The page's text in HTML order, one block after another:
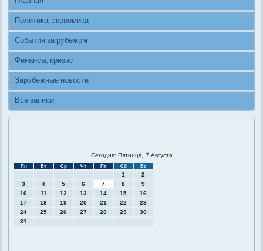
Политика, экономика
События за рубежом
Финансы, кризис
Зарубежные новости
Все записи
Сегодня: Пятница, 7 Августа
Пн Вт Ср Чт Пт Сб Вс
1
2
3
4 5 6 7 8
9
10
11 12 13 14 15
16
17
18 19 20 21 22
23
24
25 26 27 28 29
30
31